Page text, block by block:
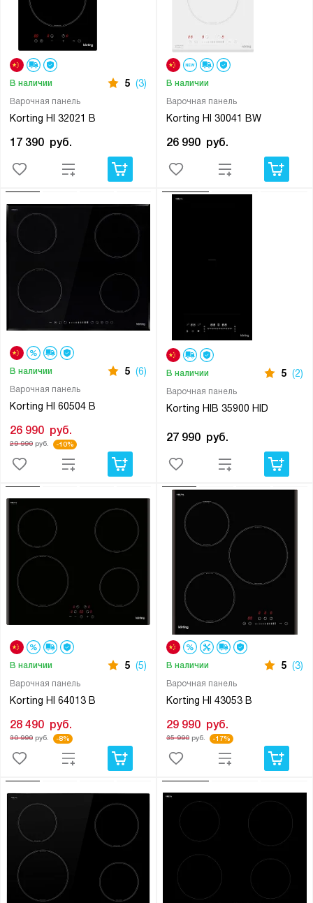
Варочная панель
Korting HI 32021 B
В наличии 5 (3)
17 390 руб.
Варочная панель
Korting HI 30041 BW
В наличии
26 990 руб.
Варочная панель
Korting HI 60504 B
В наличии 5 (6)
26 990 руб.
29 990руб. -10%
Варочная панель
Korting HIB 35900 HID
В наличии 5 (2)
27 990 руб.
Варочная панель
Korting HI 64013 B
В наличии 5 (5)
28 490 руб.
30 990руб. -8%
Варочная панель
Korting HI 43053 B
В наличии 5 (3)
29 990 руб.
35 990руб. -17%